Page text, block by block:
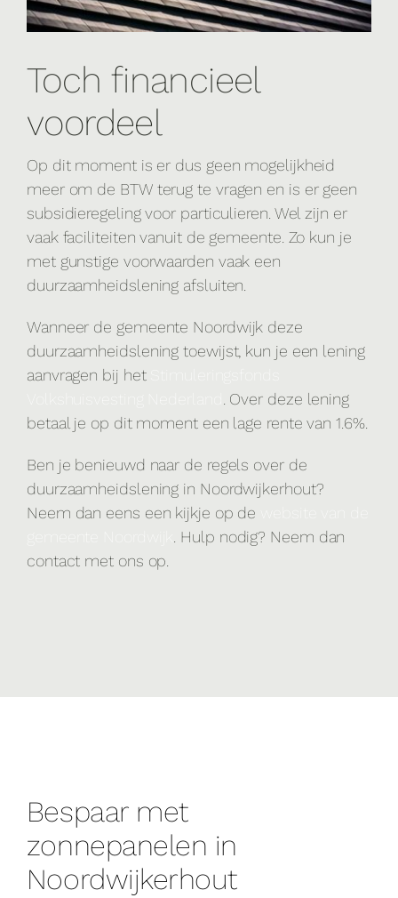
Toch financieel
voordeel
Op dit moment is er dus geen mogelijkheid
meer om de BTW terug te vragen en is er geen
subsidieregeling voor particulieren. Wel zijn er
vaak faciliteiten vanuit de gemeente. Zo kun je
met gunstige voorwaarden vaak een
duurzaamheidslening afsluiten.
Wanneer de gemeente Noordwijk deze
duurzaamheidslening toewijst, kun je een lening
aanvragen bij het
. Over deze lening
betaal je op dit moment een lage rente van 1.6%.
Ben je benieuwd naar de regels over de
duurzaamheidslening in Noordwijkerhout?
Neem dan eens een kijkje op de
. Hulp nodig? Neem dan
contact met ons op.
Bespaar met
zonnepanelen in
Noordwijkerhout